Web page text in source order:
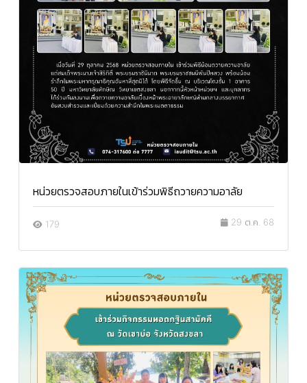
หน่วยตรวจสอบภายในเข้าร่วมพิธีถวายความอาลัย
179 29 ต.ค. 68